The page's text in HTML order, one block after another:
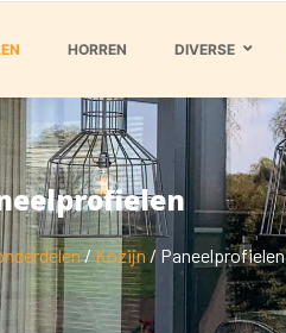
HORREN DIVERSE
/Kozijn / Paneelprofielen